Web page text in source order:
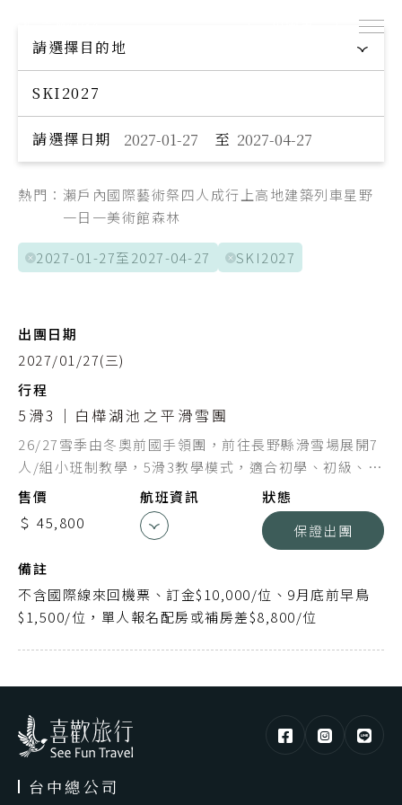
探索專屬您的旅程
Explore your trip
請選擇目的地
請選擇日期 至
熱門： 瀨戶內國際藝術祭四人成行 上高地建築列車星野
一日一美術館森林
2027-01-27至2027-04-27 SKI2027
出團日期
2027/01/27(三)
行程
5滑3｜白樺湖池之平滑雪團
26/27雪季由冬奧前國手領團，前往長野縣滑雪場展開7
人/組小班制教學，5滑3教學模式，適合初學、初級、中
級滑雪者
售價
＄ 45,800
航班資訊
狀態
保證出團
備註
不含國際線來回機票、訂金$10,000/位、9月底前早鳥
$1,500/位，單人報名配房或補房差$8,800/位
起點 桃園機場
航空公司 中華航空
CI100
出發時間 09:30
航班日 Day 5
迄點 桃園機場
航空公司 中華航空
航班編號 CI105
抵達時間 20:55
台中總公司